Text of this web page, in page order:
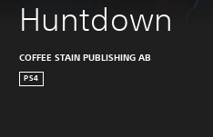
Huntdown
COFFEE STAIN PUBLISHING AB
PS4